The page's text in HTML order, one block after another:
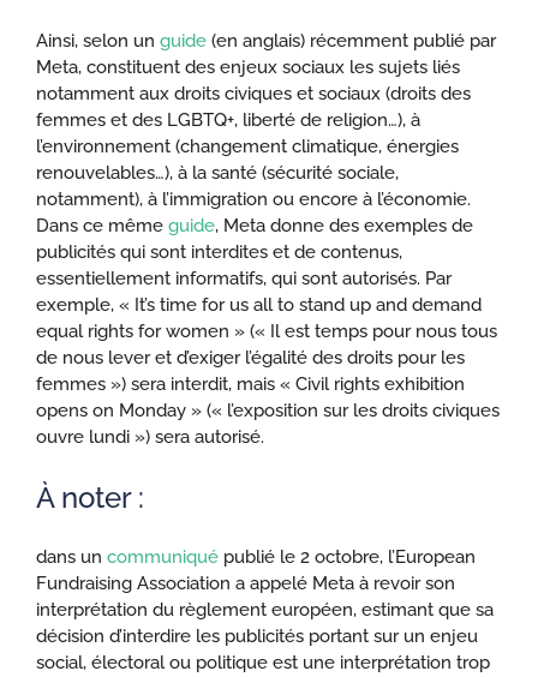
Ainsi, selon un guide (en anglais) récemment publié par
Meta, constituent des enjeux sociaux les sujets liés
notamment aux droits civiques et sociaux (droits des
femmes et des LGBTQ+, liberté de religion…), à
l’environnement (changement climatique, énergies
renouvelables…), à la santé (sécurité sociale,
notamment), à l’immigration ou encore à l’économie.
Dans ce même guide, Meta donne des exemples de
publicités qui sont interdites et de contenus,
essentiellement informatifs, qui sont autorisés. Par
exemple, « It’s time for us all to stand up and demand
equal rights for women » (« Il est temps pour nous tous
de nous lever et d’exiger l’égalité des droits pour les
femmes ») sera interdit, mais « Civil rights exhibition
opens on Monday » (« l’exposition sur les droits civiques
ouvre lundi ») sera autorisé.
À noter :
dans un communiqué publié le 2 octobre, l’European
Fundraising Association a appelé Meta à revoir son
interprétation du règlement européen, estimant que sa
décision d’interdire les publicités portant sur un enjeu
social, électoral ou politique est une interprétation trop